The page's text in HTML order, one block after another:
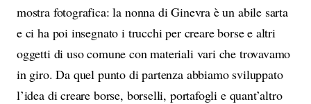
mostra fotografica: la nonna di Ginevra è un abile sarta
e ci ha poi insegnato i trucchi per creare borse e altri
oggetti di uso comune con materiali vari che trovavamo
in giro. Da quel punto di partenza abbiamo sviluppato
l’idea di creare borse, borselli, portafogli e quant’altro